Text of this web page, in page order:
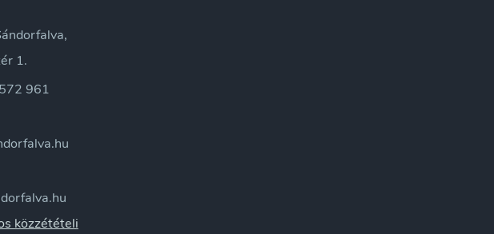
1.
961
közzétételi